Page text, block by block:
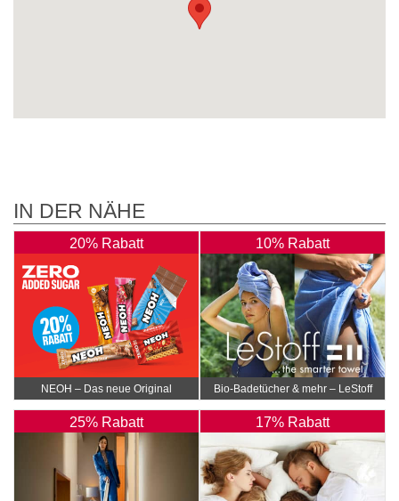
IN DER NÄHE
20% Rabatt
NEOH – Das neue Original
10% Rabatt
Bio-Badetücher & mehr – LeStoff
25% Rabatt 17% Rabatt